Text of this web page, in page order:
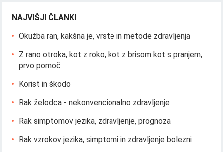
NAJVIŠJI ČLANKI
Okužba ran, kakšna je, vrste in metode zdravljenja
Z rano otroka, kot z roko, kot z brisom kot s pranjem,
prvo pomoč
Korist in škodo
Rak želodca - nekonvencionalno zdravljenje
Rak simptomov jezika, zdravljenje, prognoza
Rak vzrokov jezika, simptomi in zdravljenje bolezni